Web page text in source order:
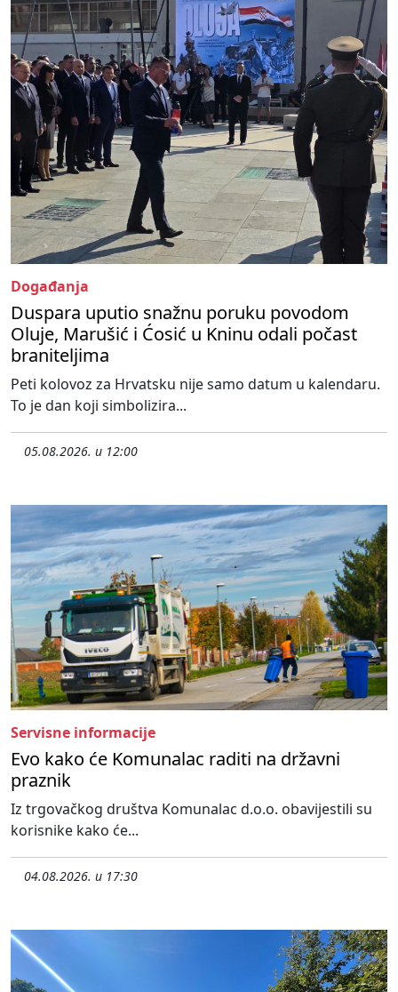
Događanja
Duspara uputio snažnu poruku povodom
Oluje, Marušić i Ćosić u Kninu odali počast
braniteljima
Peti kolovoz za Hrvatsku nije samo datum u kalendaru.
To je dan koji simbolizira...
05.08.2026. u 12:00
Servisne informacije
Evo kako će Komunalac raditi na državni
praznik
Iz trgovačkog društva Komunalac d.o.o. obavijestili su
korisnike kako će...
04.08.2026. u 17:30